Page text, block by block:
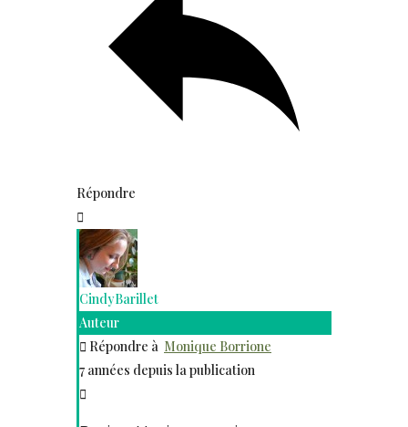
Répondre
CindyBarillet
Auteur
Répondre à Monique Borrione
7 années depuis la publication